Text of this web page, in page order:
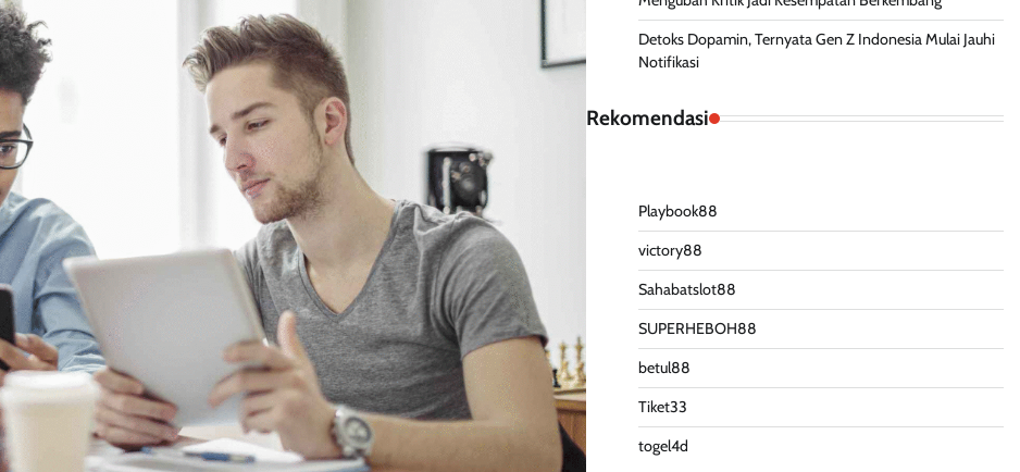
Detoks Dopamin, Ternyata Gen Z Indonesia Mulai Jauhi
Notifikasi
Rekomendasi
Playbook88
victory88
Sahabatslot88
SUPERHEBOH88
betul88
Tiket33
togel4d